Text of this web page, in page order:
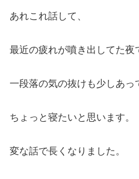
あれこれ話して、
最近の疲れが噴き出してた夜
一段落の気の抜けも少しあっ
ちょっと寝たいと思います。
変な話で長くなりました。